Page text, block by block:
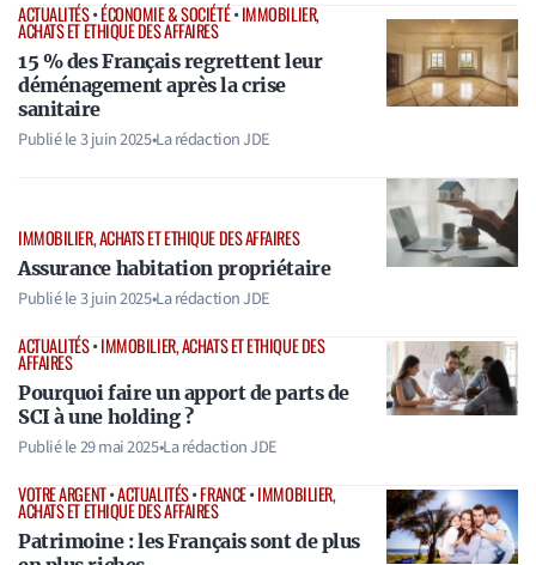
ACTUALITÉS•ÉCONOMIE & SOCIÉTÉ•IMMOBILIER,
ACHATS ET ETHIQUE DES AFFAIRES
15 % des Français regrettent leur
déménagement après la crise
sanitaire
Publié le3 juin 2025•La rédaction JDE
IMMOBILIER, ACHATS ET ETHIQUE DES AFFAIRES
Assurance habitation propriétaire
Publié le3 juin 2025•La rédaction JDE
ACTUALITÉS•IMMOBILIER, ACHATS ET ETHIQUE DES
AFFAIRES
Pourquoi faire un apport de parts de
SCI à une holding ?
Publié le29 mai 2025•La rédaction JDE
VOTRE ARGENT•ACTUALITÉS•FRANCE•IMMOBILIER,
ACHATS ET ETHIQUE DES AFFAIRES
Patrimoine : les Français sont de plus